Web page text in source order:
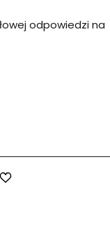
odpowiedzi na